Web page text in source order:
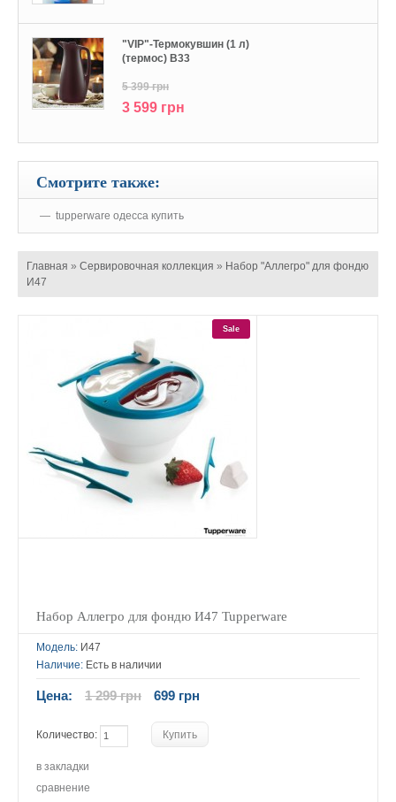
"VIP"-Термокувшин (1 л)
(термос) В33
5 399 грн
3 599 грн
Смотрите также:
tupperware одесса купить
Главная » Сервировочная коллекция » Набор "Аллегро" для фондю
И47
Sale
Набор Аллегро для фондю И47 Tupperware
Модель: И47
Наличие: Есть в наличии
Цена: 1 299 грн 699 грн
Количество:
в закладки
сравнение